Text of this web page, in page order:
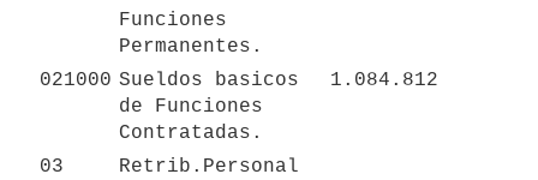
Funciones
Permanentes.
021000 Sueldos basicos
de Funciones
Contratadas.
1.084.812
03
Retrib.Personal